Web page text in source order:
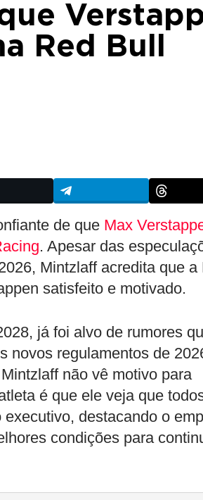
Red Bull
de que Max
. Apesar das
Mintzlaff acredita que a
satisfeito e motivado.
já foi alvo de rumores
novos regulamentos de
não vê motivo para
é que ele veja que
destacando o
condições para